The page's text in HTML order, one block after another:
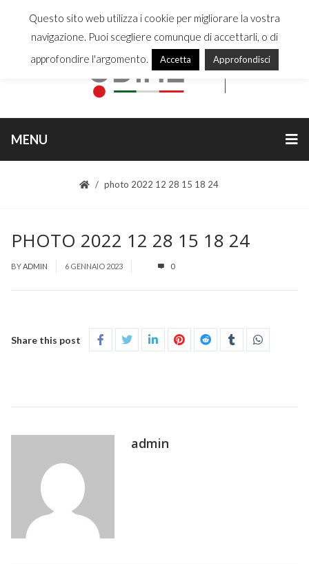
MENU
photo 2022 12 28 15 18 24
PHOTO 2022 12 28 15 18 24
BYADMIN 6 GENNAIO 2023 0
Share this post
admin
Questo sito web utilizza i cookie per migliorare la vostra
navigazione. Puoi scegliere comunque di accettarli, o di
approfondire l'argomento.
Accetta Approfondisci